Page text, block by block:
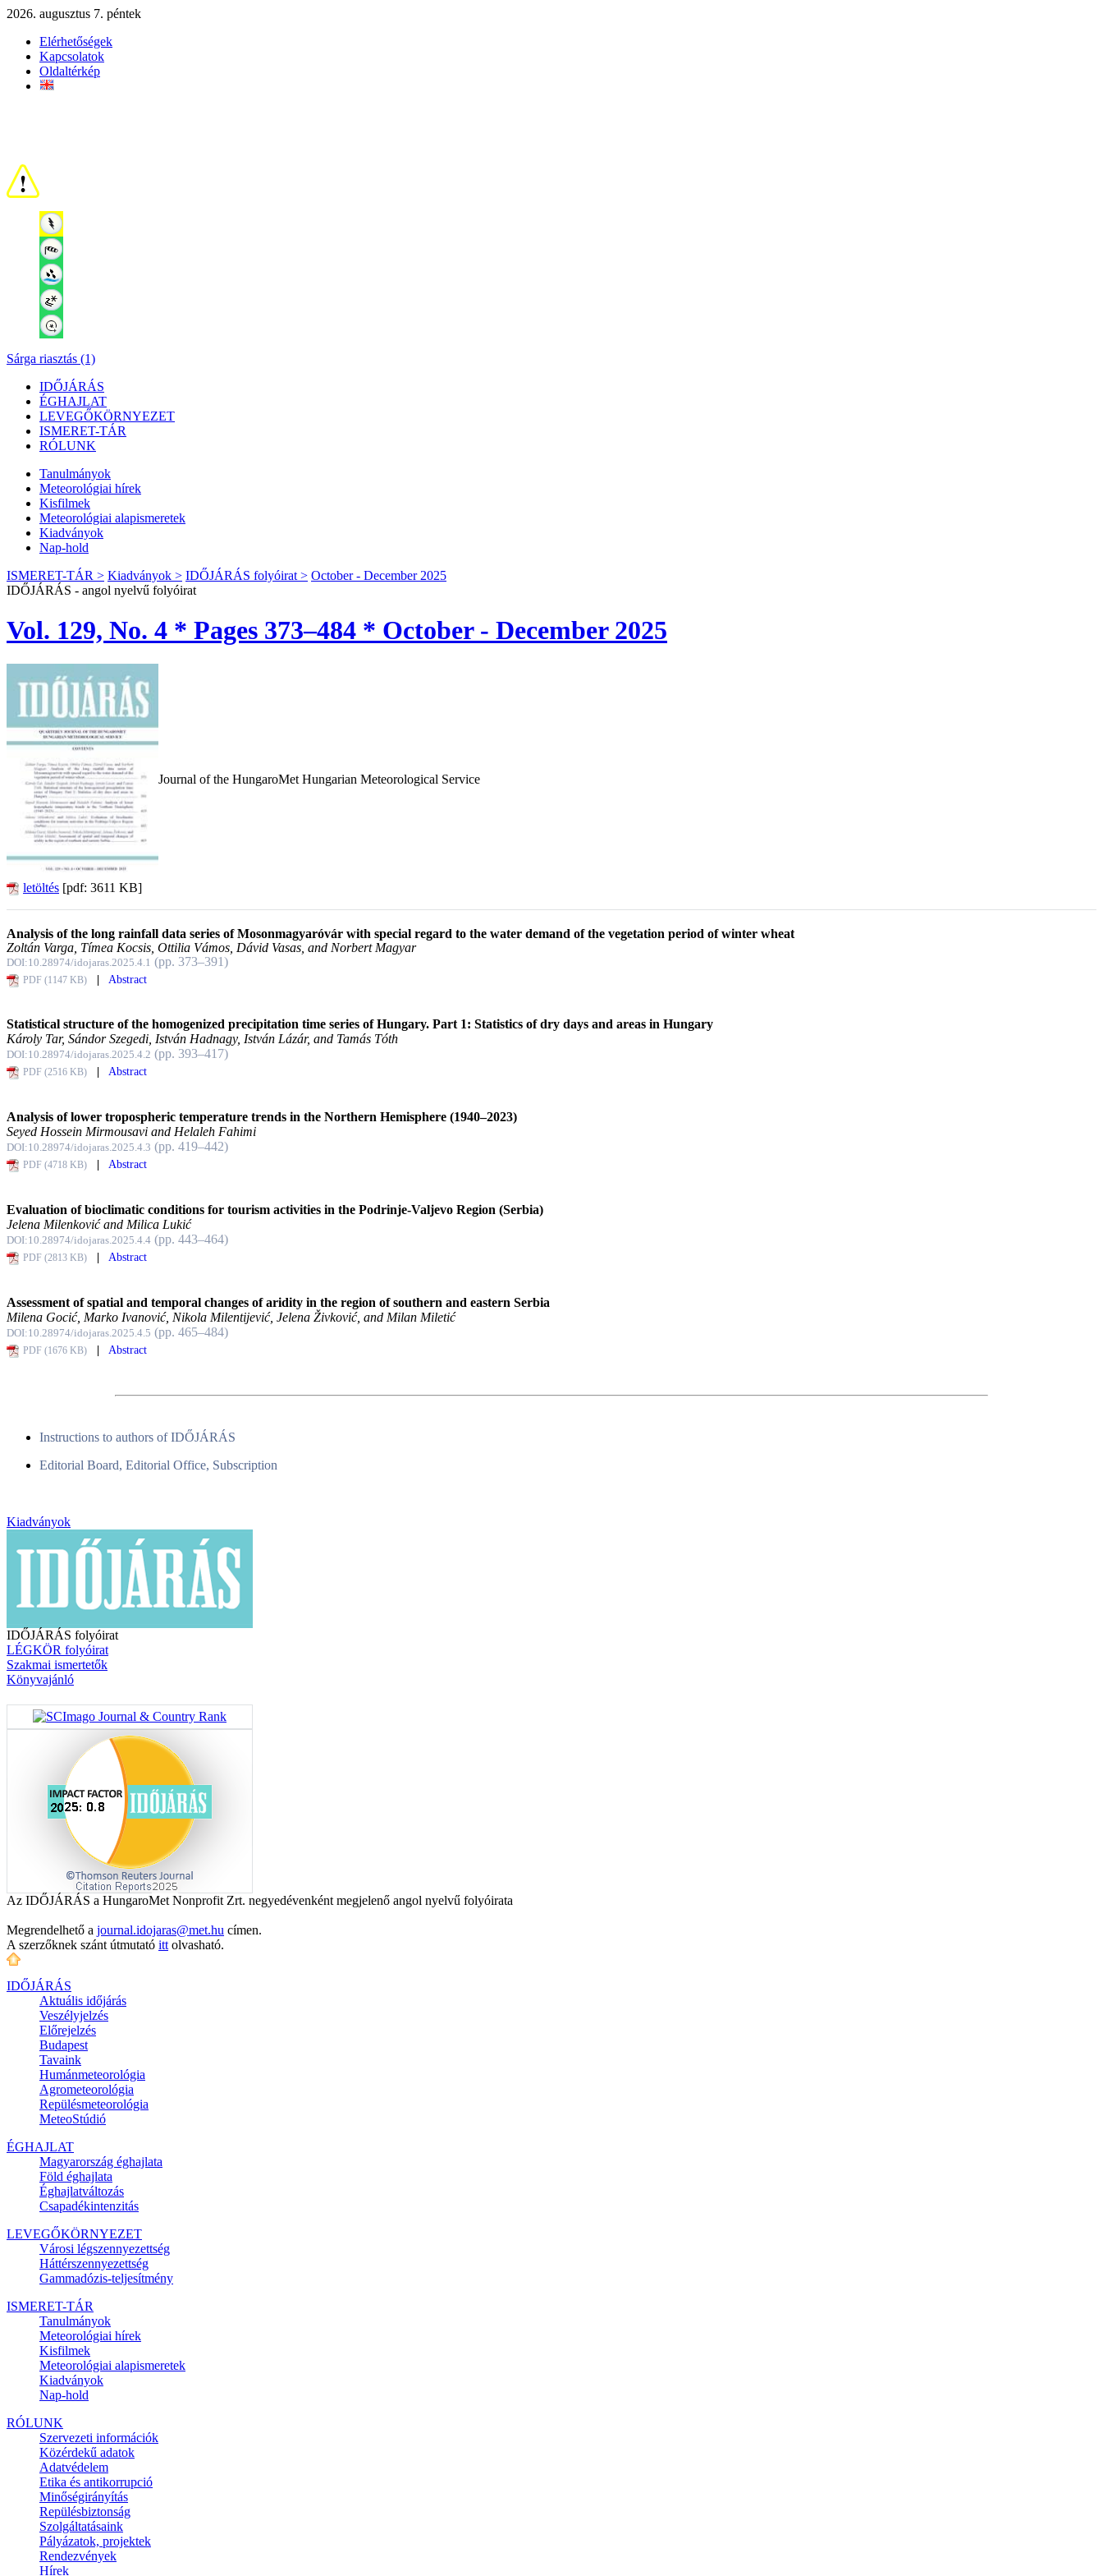
2026. augusztus 7. péntek
Elérhetőségek
Kapcsolatok
Oldaltérkép
Sárga riasztás (1)
IDŐJÁRÁS
ÉGHAJLAT
LEVEGŐKÖRNYEZET
ISMERET-TÁR
RÓLUNK
Tanulmányok
Meteorológiai hírek
Kisfilmek
Meteorológiai alapismeretek
Kiadványok
Nap-hold
ISMERET-TÁR > Kiadványok > IDŐJÁRÁS folyóirat > October - December 2025
IDŐJÁRÁS - angol nyelvű folyóirat
Vol. 129, No. 4 * Pages 373–484 * October - December 2025
Journal of the HungaroMet Hungarian Meteorological Service
letöltés [pdf: 3611 KB]
Analysis of the long rainfall data series of Mosonmagyaróvár with special regard to the water demand of the vegetation period of winter wheat
Zoltán Varga, Tímea Kocsis, Ottilia Vámos, Dávid Vasas, and Norbert Magyar
DOI:10.28974/idojaras.2025.4.1 (pp. 373–391)
PDF (1147 KB) Abstract
Statistical structure of the homogenized precipitation time series of Hungary. Part 1: Statistics of dry days and areas in Hungary
Károly Tar, Sándor Szegedi, István Hadnagy, István Lázár, and Tamás Tóth
DOI:10.28974/idojaras.2025.4.2 (pp. 393–417)
PDF (2516 KB) Abstract
Analysis of lower tropospheric temperature trends in the Northern Hemisphere (1940–2023)
Seyed Hossein Mirmousavi and Helaleh Fahimi
DOI:10.28974/idojaras.2025.4.3 (pp. 419–442)
PDF (4718 KB) Abstract
Evaluation of bioclimatic conditions for tourism activities in the Podrinje-Valjevo Region (Serbia)
Jelena Milenković and Milica Lukić
DOI:10.28974/idojaras.2025.4.4 (pp. 443–464)
PDF (2813 KB) Abstract
Assessment of spatial and temporal changes of aridity in the region of southern and eastern Serbia
Milena Gocić, Marko Ivanović, Nikola Milentijević, Jelena Živković, and Milan Miletić
DOI:10.28974/idojaras.2025.4.5 (pp. 465–484)
PDF (1676 KB) Abstract
Instructions to authors of IDŐJÁRÁS
Editorial Board, Editorial Office, Subscription
Kiadványok
IDŐJÁRÁS folyóirat
LÉGKÖR folyóirat
Szakmai ismertetők
Könyvajánló
Az IDŐJÁRÁS a HungaroMet Nonprofit Zrt. negyedévenként megjelenő angol nyelvű folyóirata
Megrendelhető a journal.idojaras@met.hu címen.
A szerzőknek szánt útmutató itt olvasható.
IDŐJÁRÁS
Aktuális időjárás
Veszélyjelzés
Előrejelzés
Budapest
Tavaink
Humánmeteorológia
Agrometeorológia
Repülésmeteorológia
MeteoStúdió
ÉGHAJLAT
Magyarország éghajlata
Föld éghajlata
Éghajlatváltozás
Csapadékintenzitás
LEVEGŐKÖRNYEZET
Városi légszennyezettség
Háttérszennyezettség
Gammadózis-teljesítmény
ISMERET-TÁR
Tanulmányok
Meteorológiai hírek
Kisfilmek
Meteorológiai alapismeretek
Kiadványok
Nap-hold
RÓLUNK
Szervezeti információk
Közérdekű adatok
Adatvédelem
Etika és antikorrupció
Minőségirányítás
Repülésbiztonság
Szolgáltatásaink
Pályázatok, projektek
Rendezvények
Hírek